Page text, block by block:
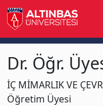
Dr. Öğr.
İÇ MİMARLIK VE
Öğretim Üyesi